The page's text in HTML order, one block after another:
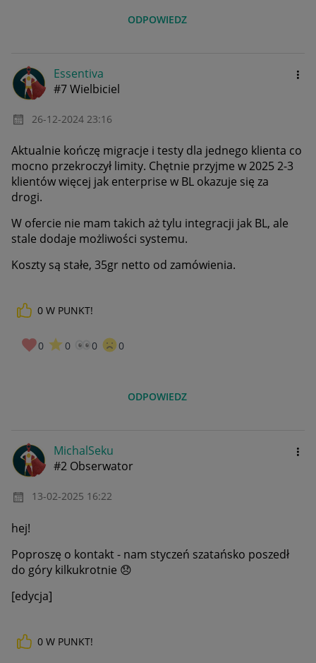
ODPOWIEDZ
Essentiva
#7 Wielbiciel
‎26-12-2024 23:16
Aktualnie kończę migracje i testy dla jednego klienta co
mocno przekroczył limity. Chętnie przyjme w 2025 2-3
klientów więcej jak enterprise w BL okazuje się za
drogi.
W ofercie nie mam takich aż tylu integracji jak BL, ale
stale dodaje możliwości systemu.
Koszty są stałe, 35gr netto od zamówienia.
0 W PUNKT!
0 0 0 0
ODPOWIEDZ
MichalSeku
#2 Obserwator
‎13-02-2025 16:22
hej!
Poproszę o kontakt - nam styczeń szatańsko poszedł
do góry kilkukrotnie 😞
[edycja]
0 W PUNKT!